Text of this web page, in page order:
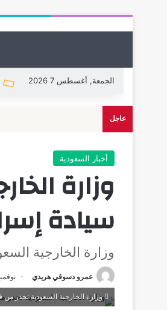
الجمعة, أغسطس 7 2026
عاجل
أخبار السعودية
وزارة
سيادة
وزارة الخارجية
عمرو دسوقي هريدي نوفمبر 13,
وزارة الخارجية السعودية تحذر